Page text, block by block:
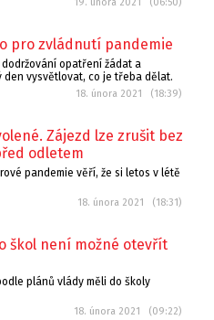
pro zvládnutí pandemie
opatření žádat a
den vysvětlovat, co je třeba dělat.
18. února 2021 (18:39)
Zájezd lze zrušit bez
odletem
pandemie věří, že si letos v létě
18. února 2021 (18:31)
škol není možné otevřít
plánů vlády měli do školy
18. února 2021 (09:22)